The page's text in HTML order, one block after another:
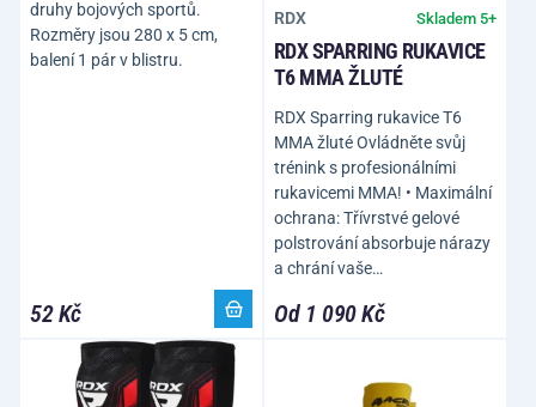
druhy bojových sportů.
Rozměry jsou 280 x 5 cm,
balení 1 pár v blistru.
52 Kč
RDX Skladem 5+
RDX SPARRING RUKAVICE
T6 MMA ŽLUTÉ
RDX Sparring rukavice T6
MMA žluté Ovládněte svůj
trénink s profesionálními
rukavicemi MMA! • Maximální
ochrana: Třívrstvé gelové
polstrování absorbuje nárazy
a chrání vaše…
Od 1 090 Kč